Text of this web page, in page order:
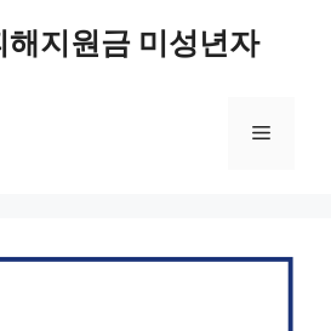
지원금 미성년자
메